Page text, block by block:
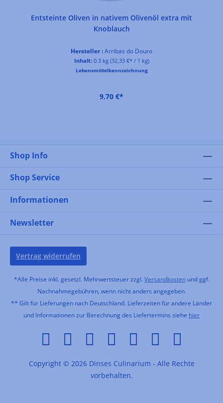
Entsteinte Oliven in nativem Olivenöl extra mit
Knoblauch
Hersteller :Arribas do Douro
Inhalt: 0.3 kg (32,33 €* / 1 kg)
Lebensmittelkennzeichnung
9,70 €*
Shop Info
Shop Service
Informationen
Newsletter
Vertrag widerrufen
*Alle Preise inkl. gesetzl. Mehrwertsteuer zzgl. Versandkostenund ggf.
Nachnahmegebühren, wenn nicht anders angegeben.
** Gilt für Lieferungen nach Deutschland. Lieferzeiten für andere Länder
und Informationen zur Berechnung des Liefertermins siehe hier
Copyright © 2026 Dinses Culinarium - Alle Rechte
vorbehalten.